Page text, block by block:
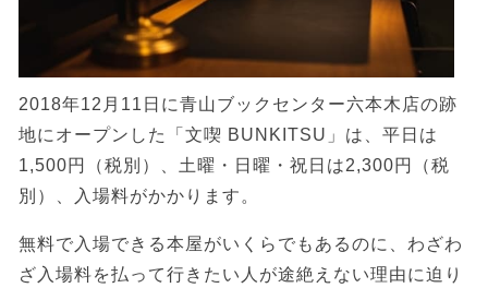
2018年12月11日に青山ブックセンター六本木店の跡
地にオープンした「文喫 BUNKITSU」は、平日は
1,500円（税別）、土曜・日曜・祝日は2,300円（税
別）、入場料がかかります。
無料で入場できる本屋がいくらでもあるのに、わざわ
ざ入場料を払って行きたい人が途絶えない理由に迫り